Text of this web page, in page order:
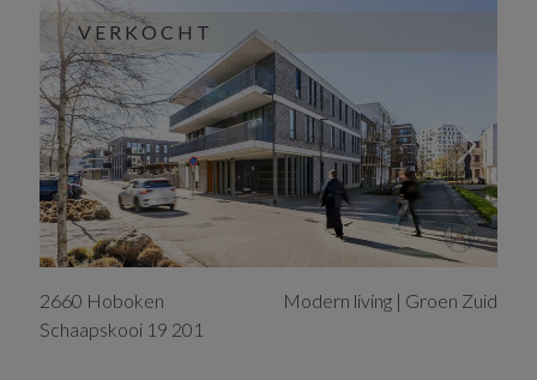
VERKOCHT
2660 Hoboken
Schaapskooi 19 201
Modern living | Groen Zuid